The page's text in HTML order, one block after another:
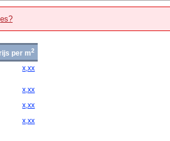
per m2
x,xx
x,xx
x,xx
x,xx